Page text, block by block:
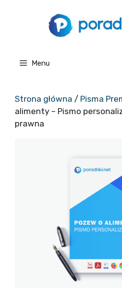
Menu
Strona główna / Pisma
alimenty – Pismo
prawna